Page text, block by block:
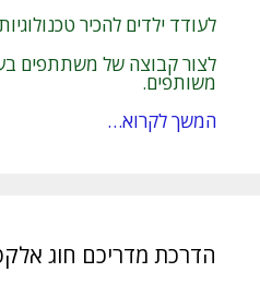
לעודד ילדים להכיר
לצור קבוצה של משתתפים
משותפים.
המשך לקרוא…
הדרכת מדריכם חוג